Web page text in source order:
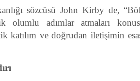
sözcüsü John Kirby de,
olumlu adımlar atmaları
katılım ve doğrudan iletişimin